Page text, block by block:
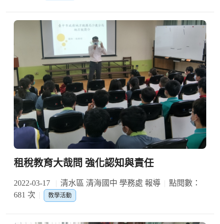
租稅教育大哉問 強化認知與責任
2022-03-17 清水區 清海國中 學務處 報導
點閱數：
681 次
教學活動